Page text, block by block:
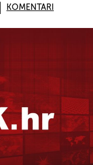
KOMENTARI